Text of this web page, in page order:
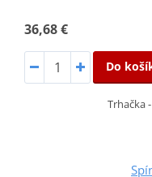
36,68 €
Do
Trhačka